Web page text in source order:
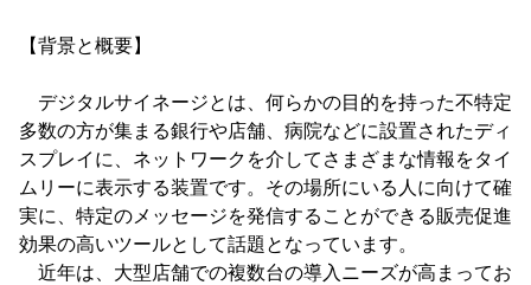
【背景と概要】
デジタルサイネージとは、何らかの目的を持った不特定
多数の方が集まる銀行や店舗、病院などに設置されたディ
スプレイに、ネットワークを介してさまざまな情報をタイ
ムリーに表示する装置です。その場所にいる人に向けて確
実に、特定のメッセージを発信することができる販売促進
効果の高いツールとして話題となっています。
近年は、大型店舗での複数台の導入ニーズが高まってお